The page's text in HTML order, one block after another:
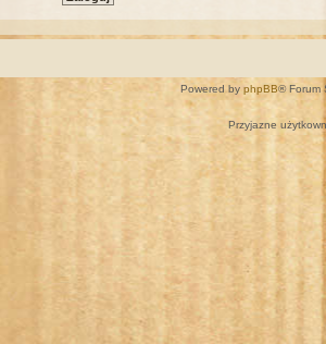
Powered by phpBB® Forum
Przyjazne